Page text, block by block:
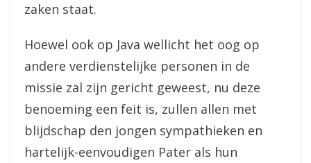
zaken staat.
Hoewel ook op Java wellicht het oog op
andere verdienstelijke personen in de
missie zal zijn gericht geweest, nu deze
benoeming een feit is, zullen allen met
blijdschap den jongen sympathieken en
hartelijk-eenvoudigen Pater als hun